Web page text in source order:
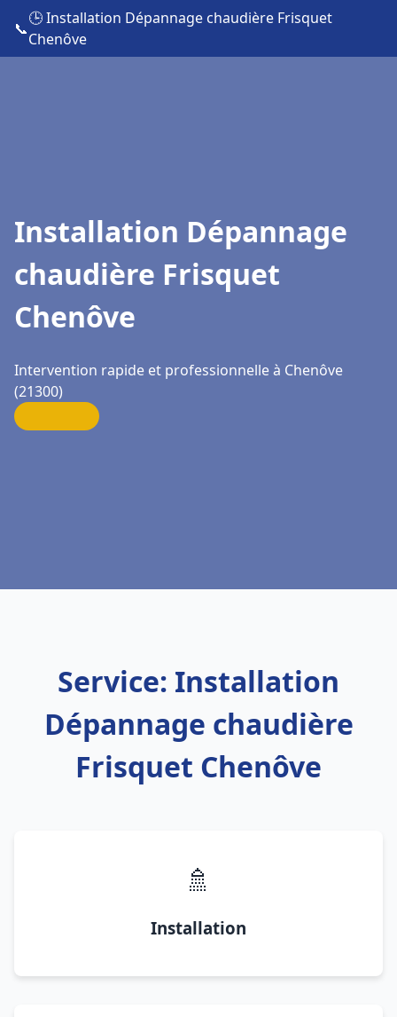
📞
🕒 Installation Dépannage chaudière Frisquet
Chenôve
Installation Dépannage
chaudière Frisquet
Chenôve
Intervention rapide et professionnelle à Chenôve
(21300)
Service: Installation
Dépannage chaudière
Frisquet Chenôve
🚿
Installation